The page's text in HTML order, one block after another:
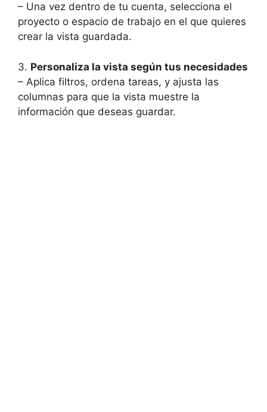
– Una vez dentro de tu cuenta, selecciona el
proyecto o espacio de trabajo en el que quieres
crear la vista guardada.
3. Personaliza la vista según tus necesidades
– Aplica filtros, ordena tareas, y ajusta las
columnas para que la vista muestre la
información que deseas guardar.